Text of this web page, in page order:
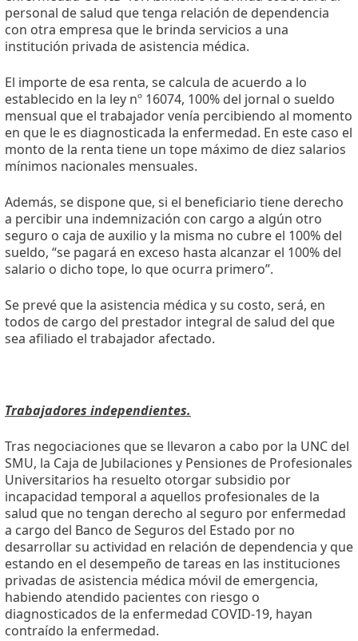
personal de salud que tenga relación de dependencia
con otra empresa que le brinda servicios a una
institución privada de asistencia médica.
El importe de esa renta, se calcula de acuerdo a lo
establecido en la ley nº 16074, 100% del jornal o sueldo
mensual que el trabajador venía percibiendo al momento
en que le es diagnosticada la enfermedad. En este caso el
monto de la renta tiene un tope máximo de diez salarios
mínimos nacionales mensuales.
Además, se dispone que, si el beneficiario tiene derecho
a percibir una indemnización con cargo a algún otro
seguro o caja de auxilio y la misma no cubre el 100% del
sueldo, “se pagará en exceso hasta alcanzar el 100% del
salario o dicho tope, lo que ocurra primero”.
Se prevé que la asistencia médica y su costo, será, en
todos de cargo del prestador integral de salud del que
sea afiliado el trabajador afectado.
Trabajadores independientes.
Tras negociaciones que se llevaron a cabo por la UNC del
SMU, la Caja de Jubilaciones y Pensiones de Profesionales
Universitarios ha resuelto otorgar subsidio por
incapacidad temporal a aquellos profesionales de la
salud que no tengan derecho al seguro por enfermedad
a cargo del Banco de Seguros del Estado por no
desarrollar su actividad en relación de dependencia y que
estando en el desempeño de tareas en las instituciones
privadas de asistencia médica móvil de emergencia,
habiendo atendido pacientes con riesgo o
diagnosticados de la enfermedad COVID-19, hayan
contraído la enfermedad.